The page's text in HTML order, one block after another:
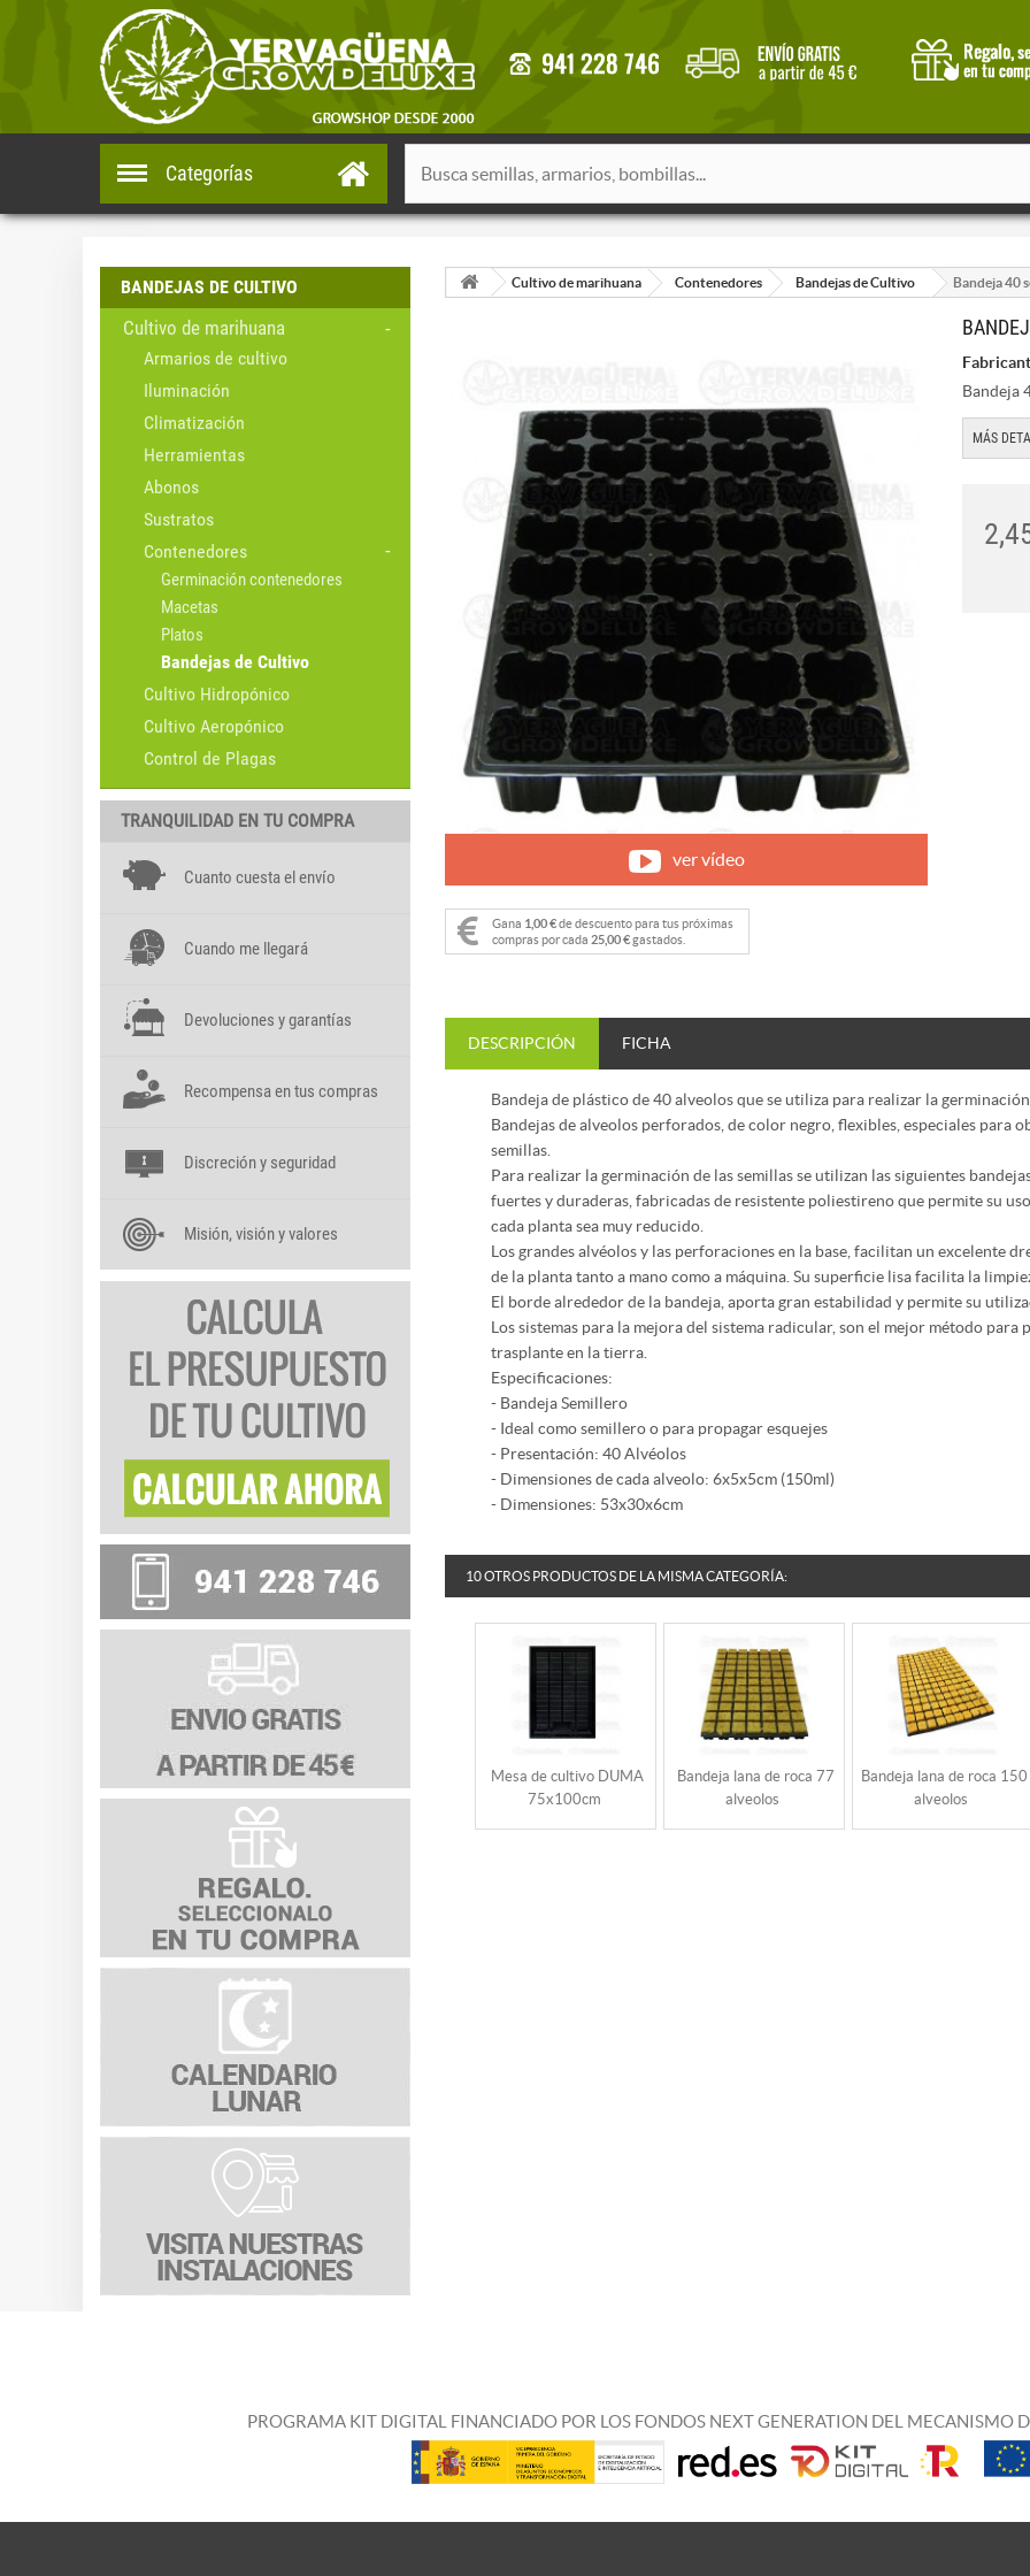
Categorías
BANDEJAS DE CULTIVO
Cultivo de marihuana
Armarios de cultivo
Iluminación
Climatización
Herramientas
Abonos
Sustratos
Contenedores
Germinación contenedores
Macetas
Platos
Bandejas de Cultivo
Cultivo Hidropónico
Cultivo Aeropónico
Control de Plagas
TRANQUILIDAD EN TU COMPRA
Cuanto cuesta el envío
Cuando me llegará
Devoluciones y garantías
Recompensa en tus compras
Discreción y seguridad
Misión, visión y valores
Cultivo de marihuana Contenedores Bandejas de Cultivo Bandeja 40
ver vídeo
Gana 1,00 €de descuento para tus próximas
compras por cada 25,00 €gastados.
Bandeja
MÁS
DESCRIPCIÓN FICHA
Bandeja de plástico de 40 alveolos que se utiliza para realizar la germinación
Bandejas de alveolos perforados, de color negro, flexibles, especiales para
semillas.
Para realizar la germinación de las semillas se utilizan las siguientes
fuertes y duraderas, fabricadas de resistente poliestireno que permite su
cada planta sea muy reducido.
Los grandes alvéolos y las perforaciones en la base, facilitan un excelente
de la planta tanto a mano como a máquina. Su superficie lisa facilita la
El borde alrededor de la bandeja, aporta gran estabilidad y permite su
Los sistemas para la mejora del sistema radicular, son el mejor método
trasplante en la tierra.
Especificaciones:
- Bandeja Semillero
- Ideal como semillero o para propagar esquejes
- Presentación: 40 Alvéolos
- Dimensiones de cada alveolo: 6x5x5cm (150ml)
- Dimensiones: 53x30x6cm
10 OTROS PRODUCTOS DE LA MISMA CATEGORÍA:
Mesa de cultivo DUMA
75x100cm
Bandeja lana de roca 77
alveolos
Bandeja lana de roca 150
alveolos
PROGRAMA KIT DIGITAL FINANCIADO POR LOS FONDOS NEXT GENERATION DEL MECANISMO